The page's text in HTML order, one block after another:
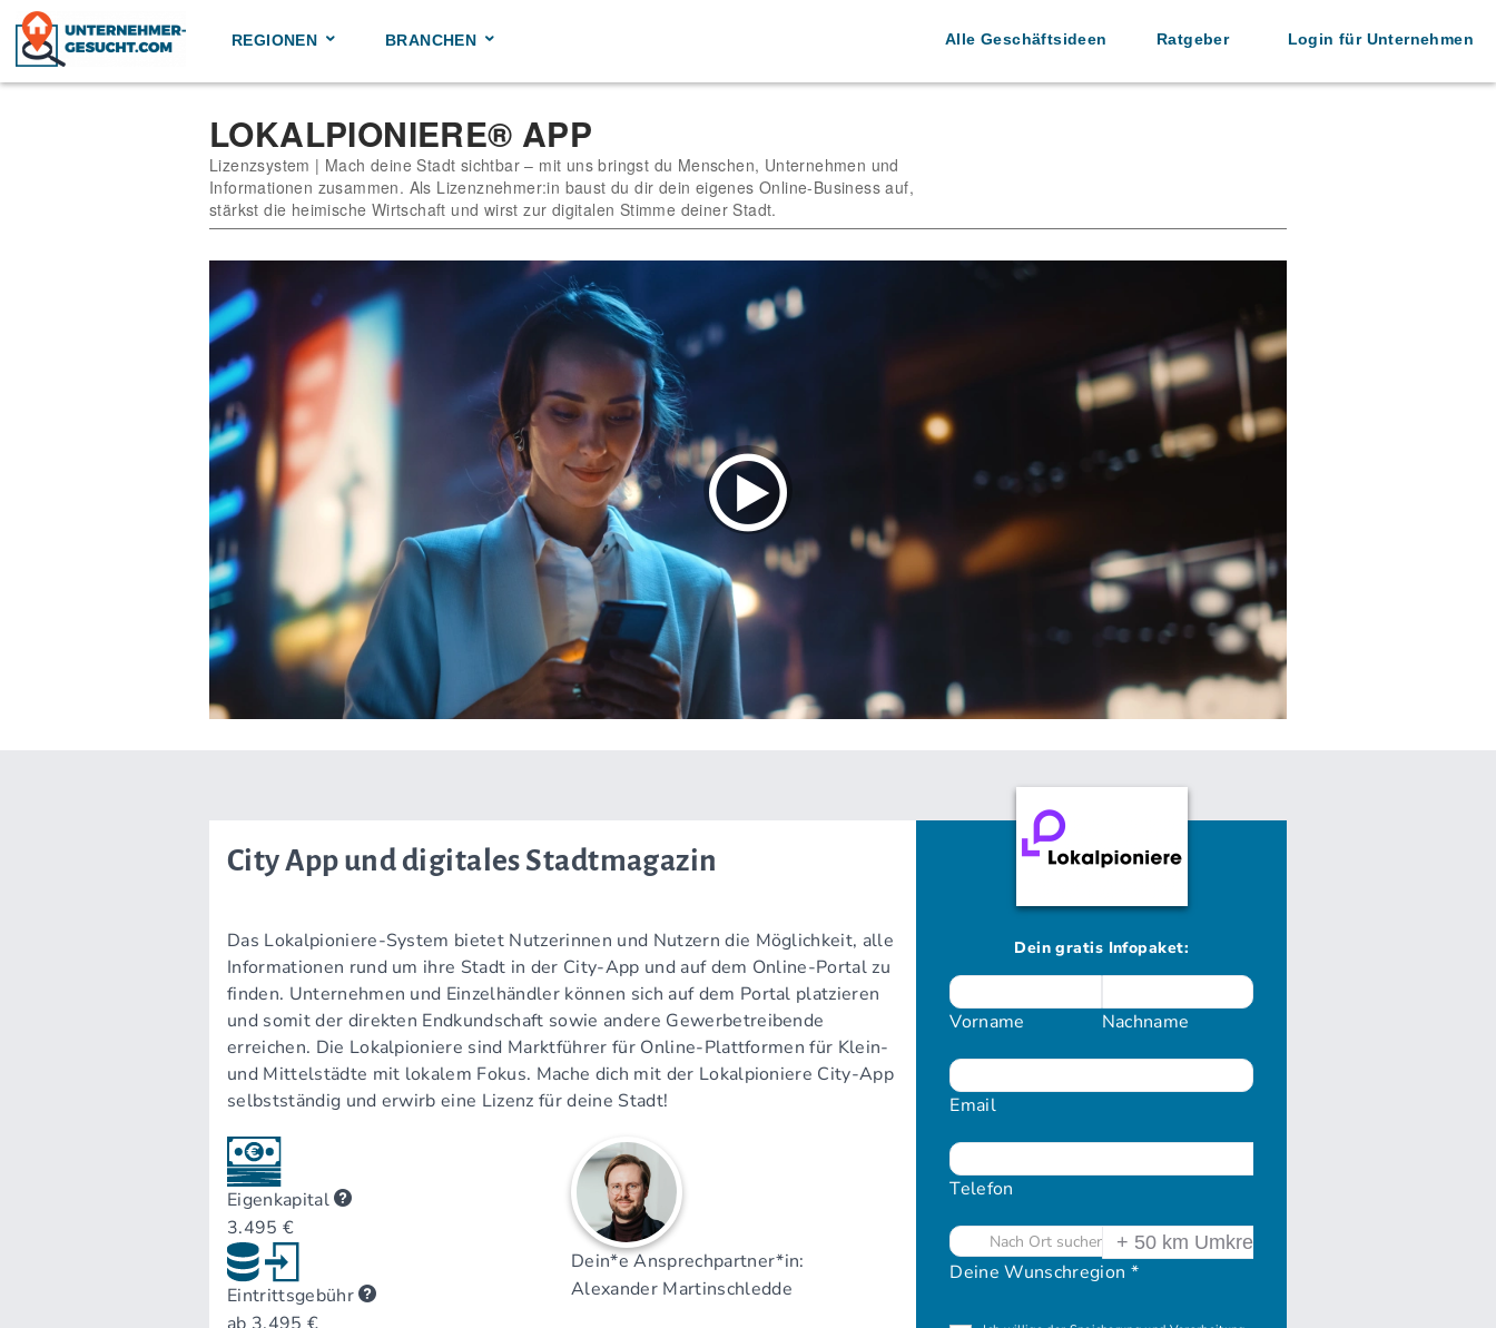
Skip
content
REGIONEN BRANCHEN Alle Geschäftsideen Ratgeber Login für Unternehmen
LOKALPIONIERE® APP
Lizenzsystem | Mach deine Stadt sichtbar – mit uns bringst du Menschen, Unternehmen und
Informationen zusammen. Als Lizenznehmer:in baust du dir dein eigenes Online-Business auf,
stärkst die heimische Wirtschaft und wirst zur digitalen Stimme deiner Stadt.